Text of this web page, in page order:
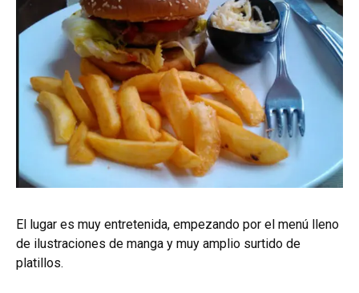
El lugar es muy entretenida, empezando por el menú lleno
de ilustraciones de manga y muy amplio surtido de
platillos.